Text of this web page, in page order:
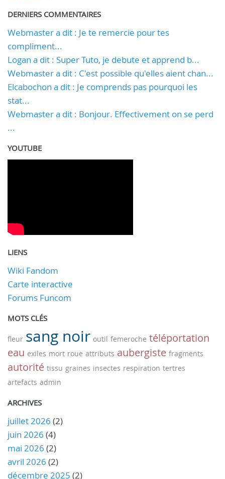
DERNIERS COMMENTAIRES
Webmaster a dit : Je te remercie pour tes
compliment...
Logan a dit : Super Tuto, je debute et apprend b...
Webmaster a dit : C'est possible qu'elles aient chan...
Elcabochon a dit : Je comprends pas pourquoi les
stat...
Webmaster a dit : Bonjour. Effectivement on se perd
...
YOUTUBE
LIENS
Wiki Fandom
Carte interactive
Forums Funcom
MOTS CLÉS
fleur sang noir outil femeroche téléportation
eau exiles mort roue attributs aubergiste fragments
autorité tissu graines insectes respiration tertres
artefacts admin
ARCHIVES
juillet 2026 (2)
juin 2026 (4)
mai 2026 (2)
avril 2026 (2)
décembre 2025 (2)